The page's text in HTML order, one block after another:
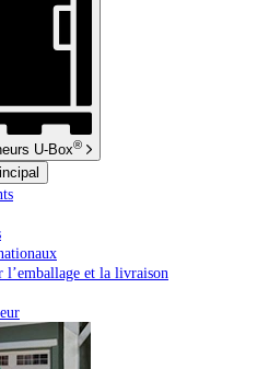
U-Box®
l’emballage et la livraison